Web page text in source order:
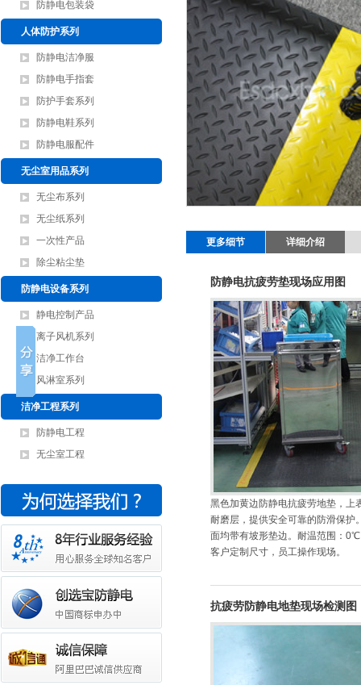
防静电包装袋
人体防护系列
防静电洁净服
防静电手指套
防护手套系列
防静电鞋系列
防静电服配件
无尘室用品系列
无尘布系列
无尘纸系列
一次性产品
除尘粘尘垫
防静电设备系列
静电控制产品
离子风机系列
洁净工作台
风淋室系列
洁净工程系列
防静电工程
无尘室工程
更多细节 详细介绍
防静电抗疲劳垫现场应用图
黑色加黄边防静电抗疲劳地垫，上
耐磨层，提供安全可靠的防滑保护
面均带有坡形垫边。耐温范围：
客户定制尺寸，员工操作现场。
抗疲劳防静电地垫现场检测图